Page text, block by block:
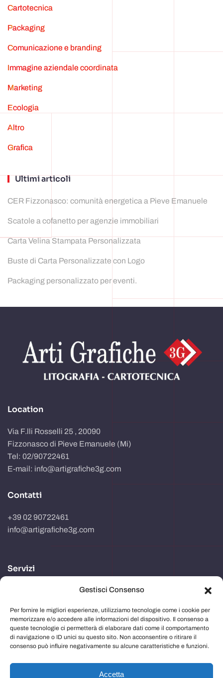
Gestisci Consenso
Per fornire le migliori esperienze, utilizziamo tecnologie come i cookie per
memorizzare e/o accedere alle informazioni del dispositivo. Il consenso a
queste tecnologie ci permetterà di elaborare dati come il comportamento
di navigazione o ID unici su questo sito. Non acconsentire o ritirare il
consenso può influire negativamente su alcune caratteristiche e funzioni.
Accetta
cartotecnica
Packaging
Comunicazione e branding
Immagine aziendale coordinata
marketing
ecologia
Altro
grafica
Ultimi articoli
CER Fizzonasco: comunità energetica a Pieve Emanuele
Scatole a cofanetto per agenzie immobiliari
Carta Velina Stampata Personalizzata
Buste di Carta Personalizzate con Logo
Packaging personalizzato per eventi.
Location
Via F.lli Rosselli 25 , 20090
Fizzonasco di Pieve Emanuele (Mi)
Tel: 02/90722461
E-mail: info@artigrafiche3g.com
Contatti
+39 02 90722461
info@artigrafiche3g.com
Servizi
Realizzazione packaging
Progettazione e studio grafico
Comunicazione in store
Imballaggi